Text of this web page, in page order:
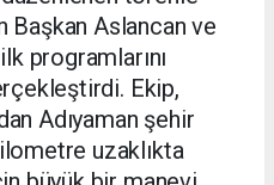
Başkan Aslancan ve
programlarını
Ekip,
Adıyaman şehir
uzaklıkta